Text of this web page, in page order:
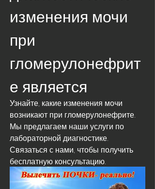
изменения мочи
при
гломерулонефрит
е является
Узнайте, какие изменения мочи
возникают при гломерулонефрите.
Мы предлагаем наши услуги по
лабораторной диагностике.
Связаться с нами, чтобы получить
бесплатную консультацию.